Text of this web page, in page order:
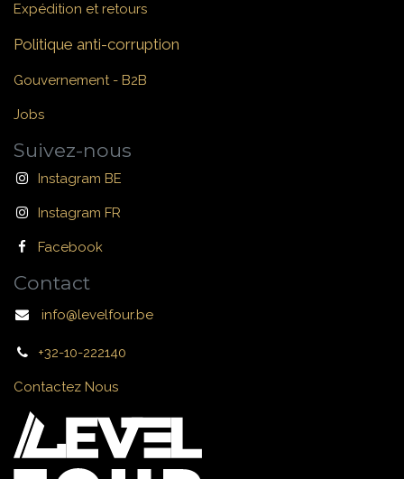
Expédition et retours
Politique anti-corruption
Gouvernement - B2B
Jobs
Suivez-nous
Instagram BE
Instagram FR
Facebook
Contact
info@levelfour.be
+32-10-222140
Contactez Nous